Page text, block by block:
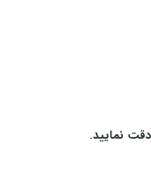
نمایید.